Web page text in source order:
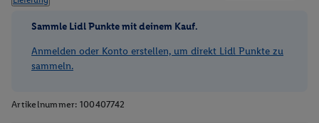
Sammle Lidl Punkte mit deinem Kauf.
Anmelden oder Konto erstellen, um direkt Lidl Punkte zu
sammeln.
Artikelnummer: 100407742